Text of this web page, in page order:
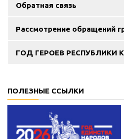
Обратная связь
Рассмотрение обращений
ГОД ГЕРОЕВ РЕСПУБЛИКИ
ПОЛЕЗНЫЕ ССЫЛКИ